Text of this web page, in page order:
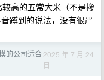
高的五常大米（不是搀
蹲到的说法，没有很严
的公司适合2025 年 7 月 24
日